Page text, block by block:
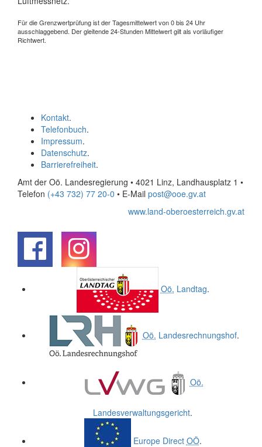
Für die Grenzwertprüfung ist der Tagesmittelwert von 0 bis 24 Uhr
ausschlaggebend. Der gleitende 24-Stunden Mittelwert gilt als vorläufiger
Richtwert.
Kontakt.
Telefonbuch.
Impressum.
Datenschutz.
Barrierefreiheit.
Amt der Oö. Landesregierung • 4021 Linz, Landhausplatz 1 •
Telefon (+43 732) 77 20-0 • E-Mail post@ooe.gv.at
www.land-oberoesterreich.gv.at
Oö. Landtag.
Oö. Landesrechnungshof.
Oö.
Landesverwaltungsgericht.
Europe Direct OÖ.